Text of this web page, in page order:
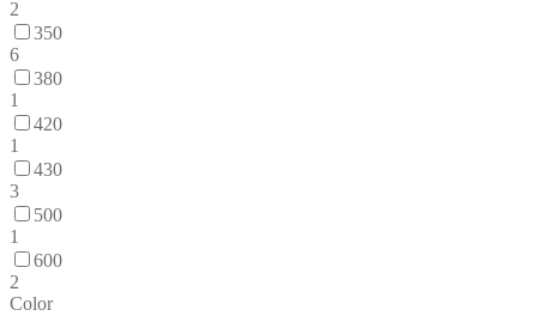
2
350
6
380
1
420
1
430
3
500
1
600
2
Color